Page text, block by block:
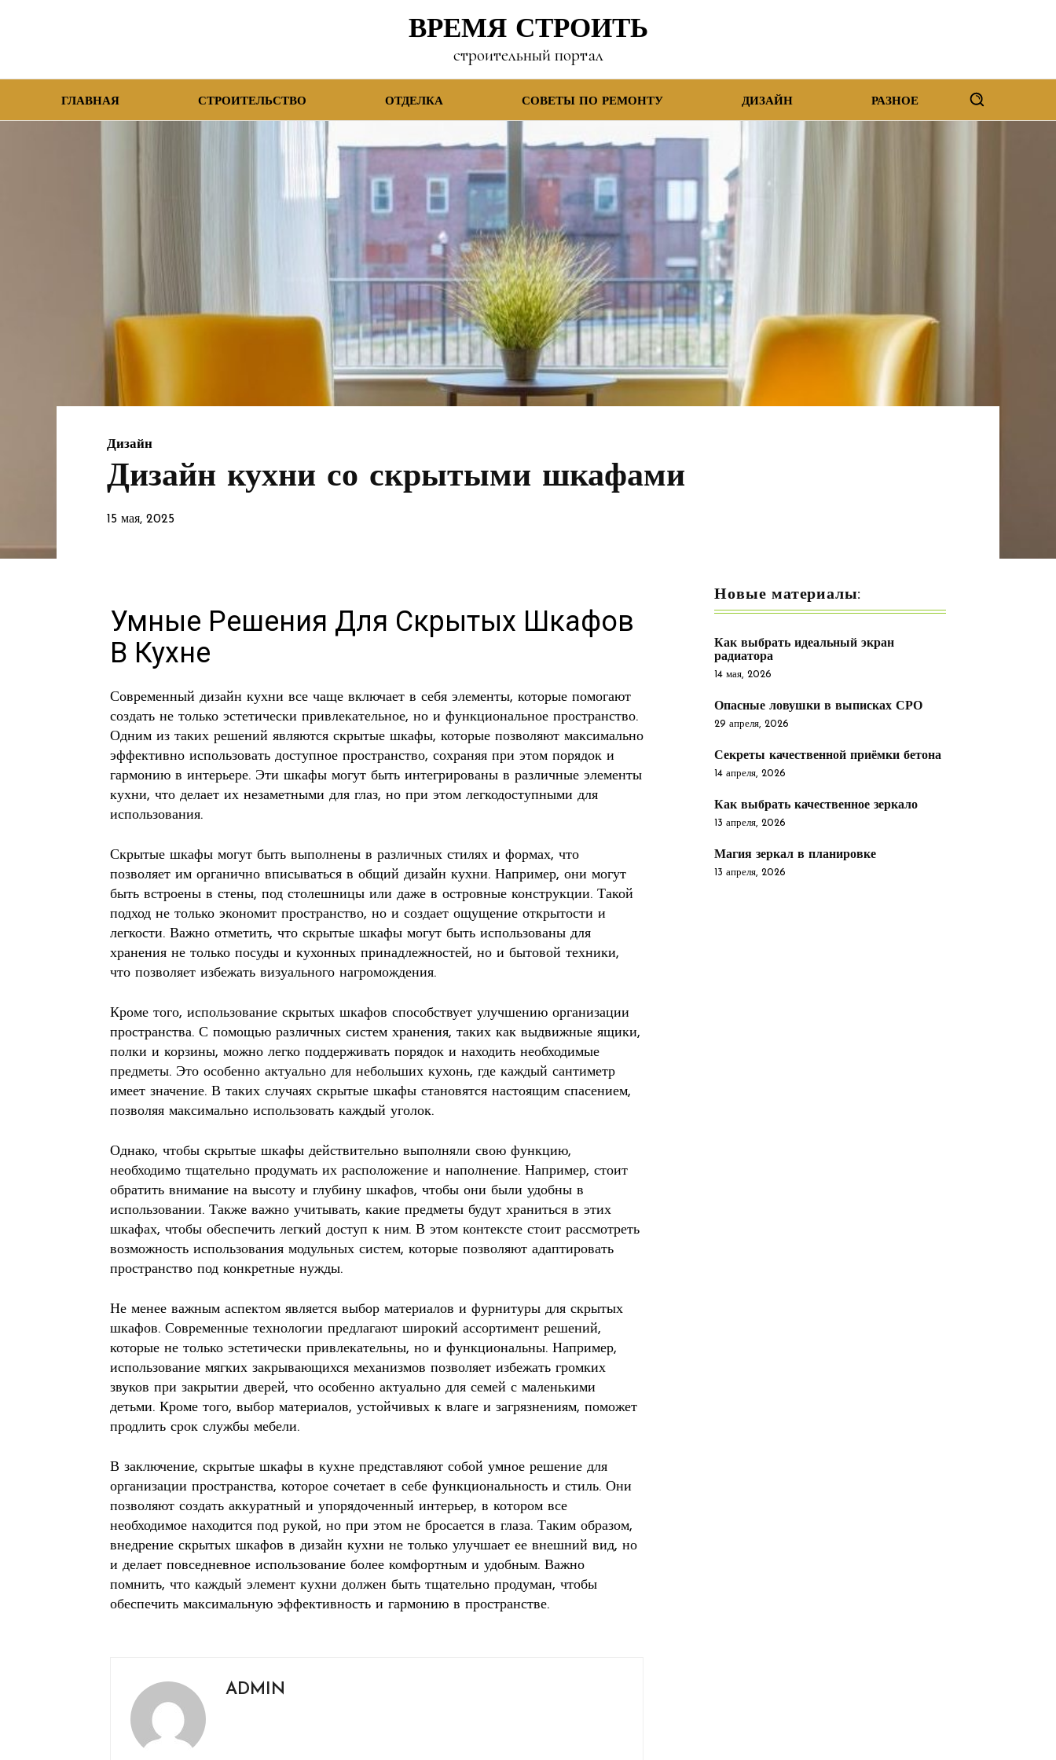
ВРЕМЯ СТРОИТЬ
строительный портал
ГЛАВНАЯ СТРОИТЕЛЬСТВО ОТДЕЛКА СОВЕТЫ ПО РЕМОНТУ ДИЗАЙН РАЗНОЕ
Дизайн
Дизайн кухни со скрытыми шкафами
15 мая, 2025
Умные Решения Для Скрытых Шкафов
В Кухне
Современный дизайн кухни все чаще включает в себя элементы, которые помогают
создать не только эстетически привлекательное, но и функциональное пространство.
Одним из таких решений являются скрытые шкафы, которые позволяют максимально
эффективно использовать доступное пространство, сохраняя при этом порядок и
гармонию в интерьере. Эти шкафы могут быть интегрированы в различные элементы
кухни, что делает их незаметными для глаз, но при этом легкодоступными для
использования.
Скрытые шкафы могут быть выполнены в различных стилях и формах, что
позволяет им органично вписываться в общий дизайн кухни. Например, они могут
быть встроены в стены, под столешницы или даже в островные конструкции. Такой
подход не только экономит пространство, но и создает ощущение открытости и
легкости. Важно отметить, что скрытые шкафы могут быть использованы для
хранения не только посуды и кухонных принадлежностей, но и бытовой техники,
что позволяет избежать визуального нагромождения.
Кроме того, использование скрытых шкафов способствует улучшению организации
пространства. С помощью различных систем хранения, таких как выдвижные ящики,
полки и корзины, можно легко поддерживать порядок и находить необходимые
предметы. Это особенно актуально для небольших кухонь, где каждый сантиметр
имеет значение. В таких случаях скрытые шкафы становятся настоящим спасением,
позволяя максимально использовать каждый уголок.
Однако, чтобы скрытые шкафы действительно выполняли свою функцию,
необходимо тщательно продумать их расположение и наполнение. Например, стоит
обратить внимание на высоту и глубину шкафов, чтобы они были удобны в
использовании. Также важно учитывать, какие предметы будут храниться в этих
шкафах, чтобы обеспечить легкий доступ к ним. В этом контексте стоит рассмотреть
возможность использования модульных систем, которые позволяют адаптировать
пространство под конкретные нужды.
Не менее важным аспектом является выбор материалов и фурнитуры для скрытых
шкафов. Современные технологии предлагают широкий ассортимент решений,
которые не только эстетически привлекательны, но и функциональны. Например,
использование мягких закрывающихся механизмов позволяет избежать громких
звуков при закрытии дверей, что особенно актуально для семей с маленькими
детьми. Кроме того, выбор материалов, устойчивых к влаге и загрязнениям, поможет
продлить срок службы мебели.
В заключение, скрытые шкафы в кухне представляют собой умное решение для
организации пространства, которое сочетает в себе функциональность и стиль. Они
позволяют создать аккуратный и упорядоченный интерьер, в котором все
необходимое находится под рукой, но при этом не бросается в глаза. Таким образом,
внедрение скрытых шкафов в дизайн кухни не только улучшает ее внешний вид, но
и делает повседневное использование более комфортным и удобным. Важно
помнить, что каждый элемент кухни должен быть тщательно продуман, чтобы
обеспечить максимальную эффективность и гармонию в пространстве.
ADMIN
Новые материалы:
Как выбрать идеальный экран
радиатора
14 мая, 2026
Опасные ловушки в выписках СРО
29 апреля, 2026
Секреты качественной приёмки бетона
14 апреля, 2026
Как выбрать качественное зеркало
13 апреля, 2026
Магия зеркал в планировке
13 апреля, 2026